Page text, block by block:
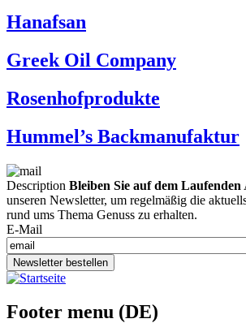
Hanafsan
Greek Oil Company
Rosenhofprodukte
Hummel’s Backmanufaktur
Description Bleiben Sie auf dem Laufenden
unseren Newsletter, um regelmäßig die
rund ums Thema Genuss zu erhalten.
E-Mail
Newsletter bestellen
Footer menu (DE)